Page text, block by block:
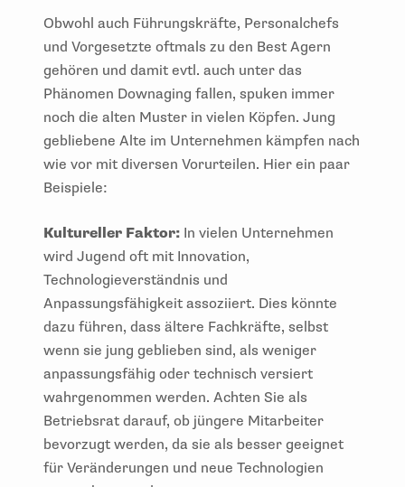
Obwohl auch Führungskräfte, Personalchefs
und Vorgesetzte oftmals zu den Best Agern
gehören und damit evtl. auch unter das
Phänomen Downaging fallen, spuken immer
noch die alten Muster in vielen Köpfen. Jung
gebliebene Alte im Unternehmen kämpfen nach
wie vor mit diversen Vorurteilen. Hier ein paar
Beispiele:
Kultureller Faktor: In vielen Unternehmen
wird Jugend oft mit Innovation,
Technologieverständnis und
Anpassungsfähigkeit assoziiert. Dies könnte
dazu führen, dass ältere Fachkräfte, selbst
wenn sie jung geblieben sind, als weniger
anpassungsfähig oder technisch versiert
wahrgenommen werden. Achten Sie als
Betriebsrat darauf, ob jüngere Mitarbeiter
bevorzugt werden, da sie als besser geeignet
für Veränderungen und neue Technologien